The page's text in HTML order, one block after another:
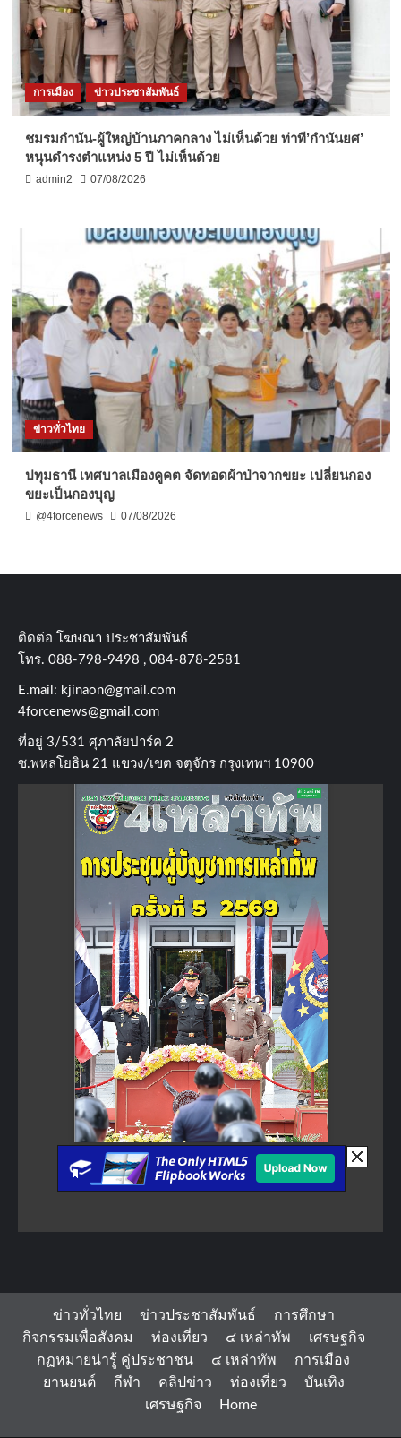
การเมือง ข่าวประชาสัมพันธ์
ชมรมกำนัน-ผู้ใหญ่บ้านภาคกลาง ไม่เห็นด้วย ท่าที’กำนันยศ’
หนุนดำรงตำแหน่ง 5 ปี ไม่เห็นด้วย
admin2 07/08/2026
ข่าวทั่วไทย
ปทุมธานี เทศบาลเมืองคูคต จัดทอดผ้าป่าจากขยะ เปลี่ยนกอง
ขยะเป็นกองบุญ
@4forcenews 07/08/2026
ติดต่อ​ โฆษณา​ ประชาสัมพันธ์
โทร​. 088-798-9498 , 084-878-2581
E.mail: kjinaon@gmail.com
4forcenews@gmail.com
ที่อยู่​ 3/531​ ศุภาลัยปาร์ค​ 2
ซ.พหลโยธิน​ 21​ แขวง/เขต​ จตุจักร​ กรุงเทพฯ 10900
ข่าวทั่วไทย ข่าวประชาสัมพันธ์
การศึกษา
กิจกรรมเพื่อสังคม
ท่องเที่ยว ๔ เหล่าทัพ
เศรษฐกิจ
กฏหมายน่ารู้ คู่ประชาชน
๔ เหล่าทัพ
การเมือง
ยานยนต์
กีฬา คลิปข่าว ท่องเที่ยว
บันเทิง
เศรษฐกิจ
Home